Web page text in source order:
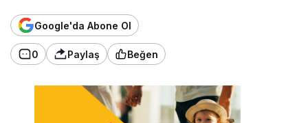
Google'da Abone Ol
0 Paylaş Beğen